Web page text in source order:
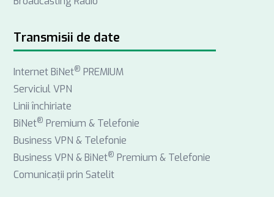
k n a
m
Transmisii de date
Internet BiNet® PREMIUM
Serviciul VPN
Linii închiriate
BiNet® Premium & Telefonie
Business VPN & Telefonie
Business VPN & BiNet® Premium & Telefonie
Comunicații prin Satelit